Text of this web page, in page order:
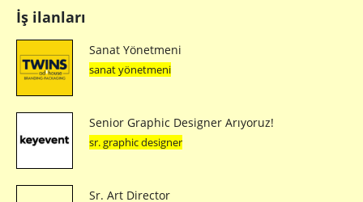
İş ilanları
Sanat Yönetmeni
sanat yönetmeni
Senior Graphic Designer Arıyoruz!
sr. graphic designer
Sr. Art Director